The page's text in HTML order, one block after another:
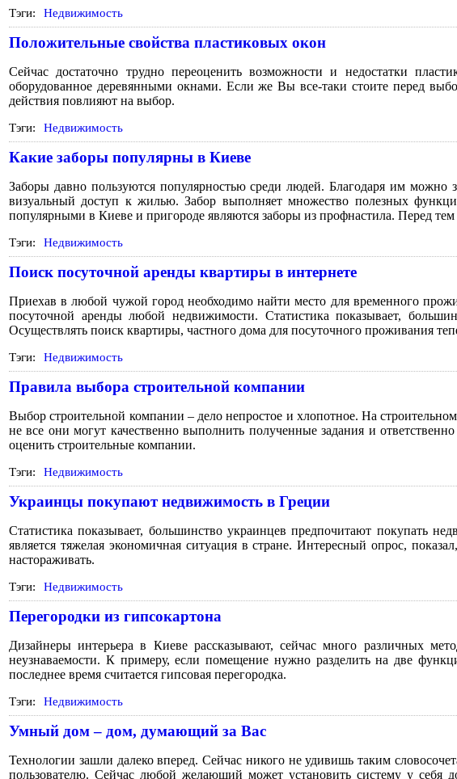
Тэги: Недвижимость
Положительные свойства пластиковых окон
Сейчас достаточно трудно переоценить возможности и недостатки
оборудованное деревянными окнами. Если же Вы все-таки стоите перед
действия повлияют на выбор.
Тэги: Недвижимость
Какие заборы популярны в Киеве
Заборы давно пользуются популярностью среди людей. Благодаря им можно
визуальный доступ к жилью. Забор выполняет множество полезных
популярными в Киеве и пригороде являются заборы из профнастила. Перед
Тэги: Недвижимость
Поиск посуточной аренды квартиры в интернете
Приехав в любой чужой город необходимо найти место для временного
посуточной аренды любой недвижимости. Статистика показывает,
Осуществлять поиск квартиры, частного дома для посуточного проживания
Тэги: Недвижимость
Правила выбора строительной компании
Выбор строительной компании – дело непростое и хлопотное. На
не все они могут качественно выполнить полученные задания и
оценить строительные компании.
Тэги: Недвижимость
Украинцы покупают недвижимость в Греции
Статистика показывает, большинство украинцев предпочитают покупать
является тяжелая экономичная ситуация в стране. Интересный опрос,
настораживать.
Тэги: Недвижимость
Перегородки из гипсокартона
Дизайнеры интерьера в Киеве рассказывают, сейчас много различных
неузнаваемости. К примеру, если помещение нужно разделить на две
последнее время считается гипсовая перегородка.
Тэги: Недвижимость
Умный дом – дом, думающий за Вас
Технологии зашли далеко вперед. Сейчас никого не удивишь таким
пользователю. Сейчас любой желающий может установить систему у себя